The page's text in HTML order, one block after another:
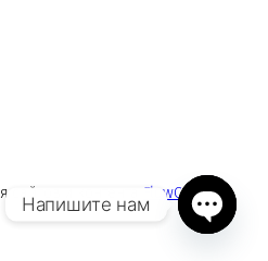
сайтов и контента FlowContent
Напишите нам